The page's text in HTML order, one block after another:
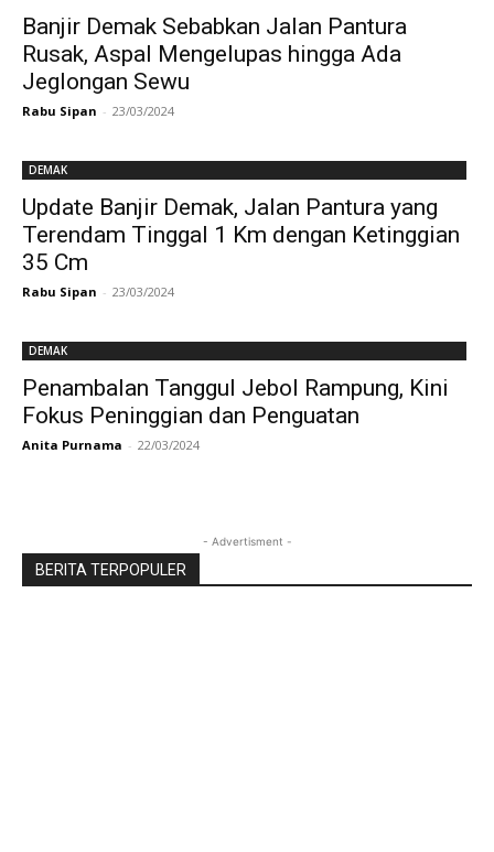
Banjir Demak Sebabkan Jalan Pantura
Rusak, Aspal Mengelupas hingga Ada
Jeglongan Sewu
Rabu Sipan - 23/03/2024
DEMAK
Update Banjir Demak, Jalan Pantura yang
Terendam Tinggal 1 Km dengan Ketinggian
35 Cm
Rabu Sipan - 23/03/2024
DEMAK
Penambalan Tanggul Jebol Rampung, Kini
Fokus Peninggian dan Penguatan
Anita Purnama - 22/03/2024
- Advertisment -
BERITA TERPOPULER